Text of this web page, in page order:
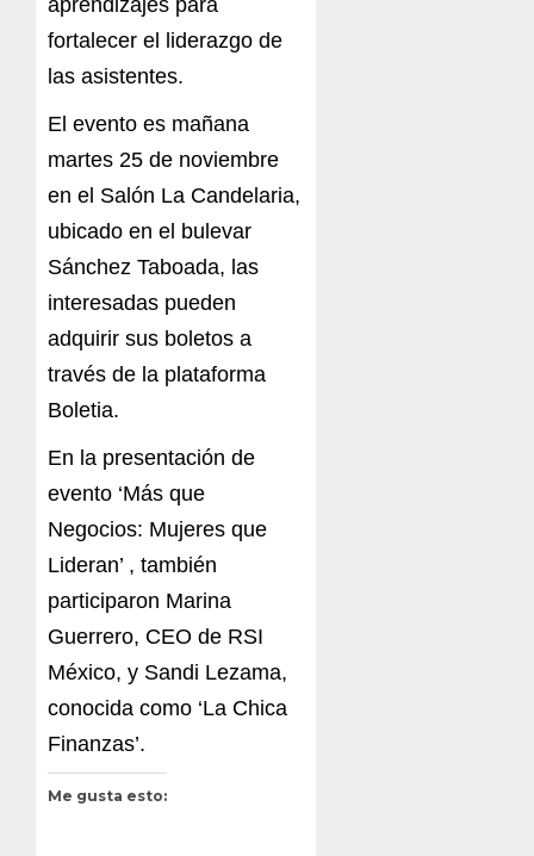
fortalecer el liderazgo de
las asistentes.
El evento es mañana
martes 25 de noviembre
en el Salón La Candelaria,
ubicado en el bulevar
Sánchez Taboada, las
interesadas pueden
adquirir sus boletos a
través de la plataforma
Boletia.
En la presentación de
evento ‘Más que
Negocios: Mujeres que
Lideran’ , también
participaron Marina
Guerrero, CEO de RSI
México, y Sandi Lezama,
conocida como ‘La Chica
Finanzas’.
Me gusta esto: